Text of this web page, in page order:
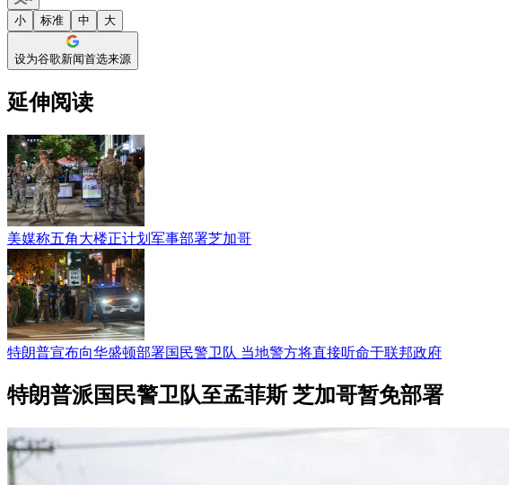
小 标准 中 大
设为谷歌新闻首选来源
延伸阅读
美媒称五角大楼正计划军事部署芝加哥
特朗普宣布向华盛顿部署国民警卫队 当地警方将直接听命于联邦政府
特朗普派国民警卫队至孟菲斯 芝加哥暂免部署